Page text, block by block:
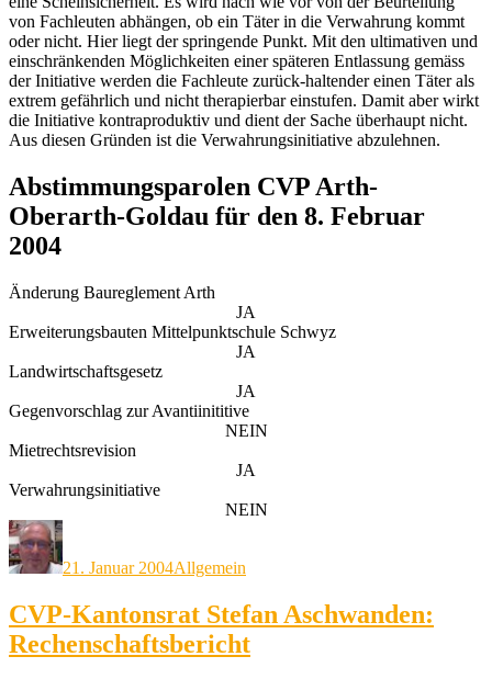
von Fachleuten abhängen, ob ein Täter in die Verwahrung kommt
oder nicht. Hier liegt der springende Punkt. Mit den ultimativen und
einschränkenden Möglichkeiten einer späteren Entlassung gemäss
der Initiative werden die Fachleute zurück-haltender einen Täter als
extrem gefährlich und nicht therapierbar einstufen. Damit aber wirkt
die Initiative kontraproduktiv und dient der Sache überhaupt nicht.
Aus diesen Gründen ist die Verwahrungsinitiative abzulehnen.
Abstimmungsparolen CVP Arth-
Oberarth-Goldau für den 8. Februar
2004
Änderung Baureglement Arth
JA
Erweiterungsbauten Mittelpunktschule Schwyz
JA
Landwirtschaftsgesetz
JA
Gegenvorschlag zur Avantiinititive
NEIN
Mietrechtsrevision
JA
Verwahrungsinitiative
NEIN
Autor
Veröffentlicht
am
21. Januar 2004Allgemein
CVP-Kantonsrat Stefan Aschwanden:
Rechenschaftsbericht